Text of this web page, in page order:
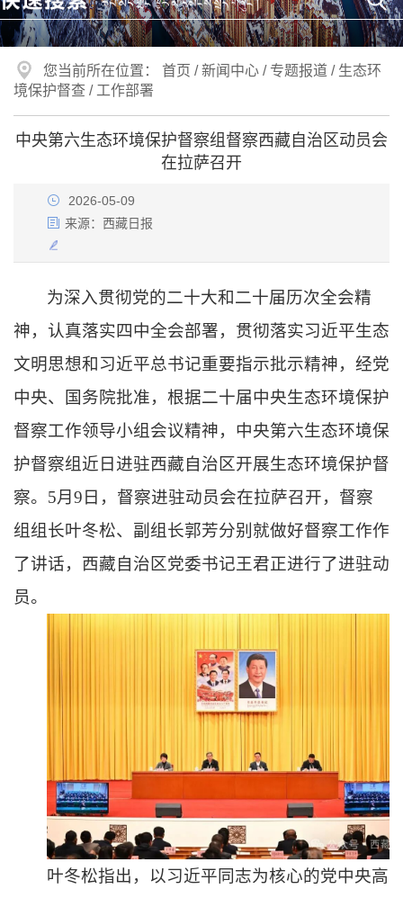
您当前所在位置： 首页 /新闻中心 / 专题报道 / 生态环
境保护督查 / 工作部署
中央第六生态环境保护督察组督察西藏自治区动员会
在拉萨召开
2026-05-09
来源： 西藏日报
为深入贯彻党的二十大和二十届历次全会精
神，认真落实四中全会部署，贯彻落实习近平生态
文明思想和习近平总书记重要指示批示精神，经党
中央、国务院批准，根据二十届中央生态环境保护
督察工作领导小组会议精神，中央第六生态环境保
护督察组近日进驻西藏自治区开展生态环境保护督
察。5月9日，督察进驻动员会在拉萨召开，督察
组组长叶冬松、副组长郭芳分别就做好督察工作作
了讲话，西藏自治区党委书记王君正进行了进驻动
员。
叶冬松指出，以习近平同志为核心的党中央高